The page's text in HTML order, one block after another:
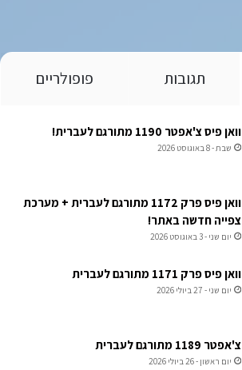
תגובות פופולריים
וואן פיס צ'אפטר 1190 מתורגם לעברית!
שבת - 8 באוגוסט 2026
וואן פיס פרק 1172 מתורגם לעברית + מערכת
צפייה חדשה באתר!
יום שני - 3 באוגוסט 2026
וואן פיס פרק 1171 מתורגם לעברית
יום שני - 27 ביולי 2026
צ'אפטר 1189 מתורגם לעברית
יום ראשון - 26 ביולי 2026